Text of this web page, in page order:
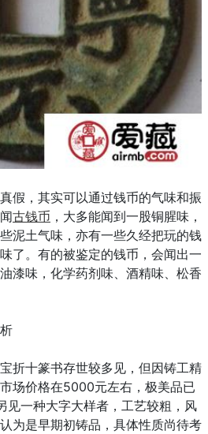
，其实可以通过钱币的气味和振
古钱币 ，大多能闻到一股铜腥味，
泥土气味，亦有一些久经把玩的钱
了。有的被鉴定的钱币，会闻出一
漆味，化学药剂味、酒精味、松香
十篆书存世较多见，但因铸工精
场价格在5000元左右，极美品已
见一种大字大样者，工艺较粗，风
为是早期初铸品，具体性质尚待考